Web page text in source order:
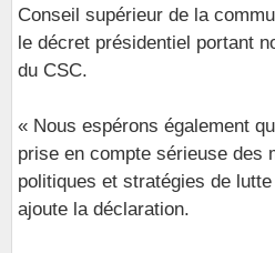
Conseil supérieur de la
le décret présidentiel portant
du CSC.
« Nous espérons également
prise en compte sérieuse des
politiques et stratégies de
ajoute la déclaration.